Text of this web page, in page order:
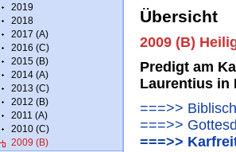
2019
2018
2017 (A)
2016 (C)
2015 (B)
2014 (A)
2013 (C)
2012 (B)
2011 (A)
2010 (C)
2009 (B)
Übersicht
2009 (B)
Predigt am
Laurentius in
===>>
===>>
===>>